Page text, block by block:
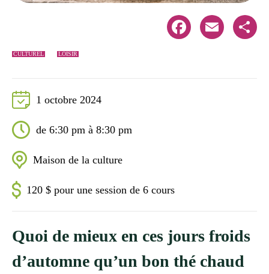
CULTUREL LOISIR
Facebook Email Share
1 octobre 2024
de 6:30 pm à 8:30 pm
Maison de la culture
120 $ pour une session de 6 cours
Quoi de mieux en ces jours froids
d’automne qu’un bon thé chaud